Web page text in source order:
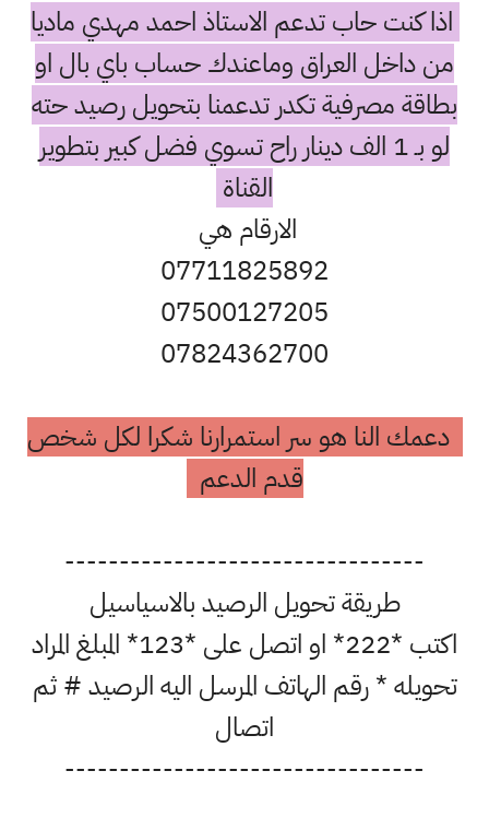
اذا كنت حاب تدعم الاستاذ احمد مهدي ماديا
من داخل العراق وماعندك حساب باي بال او
بطاقة مصرفية تكدر تدعمنا بتحويل رصيد حته
لو بـ 1 الف دينار راح تسوي فضل كبير بتطوير
القناة
الارقام هي
07711825892
07500127205
07824362700
دعمك النا هو سر استمرارنا شكرا لكل شخص
قدم الدعم
---------------------------------
طريقة تحويل الرصيد بالاسياسيل
اكتب *222* او اتصل على *123* المبلغ المراد
تحويله * رقم الهاتف المرسل اليه الرصيد # ثم
اتصال
---------------------------------